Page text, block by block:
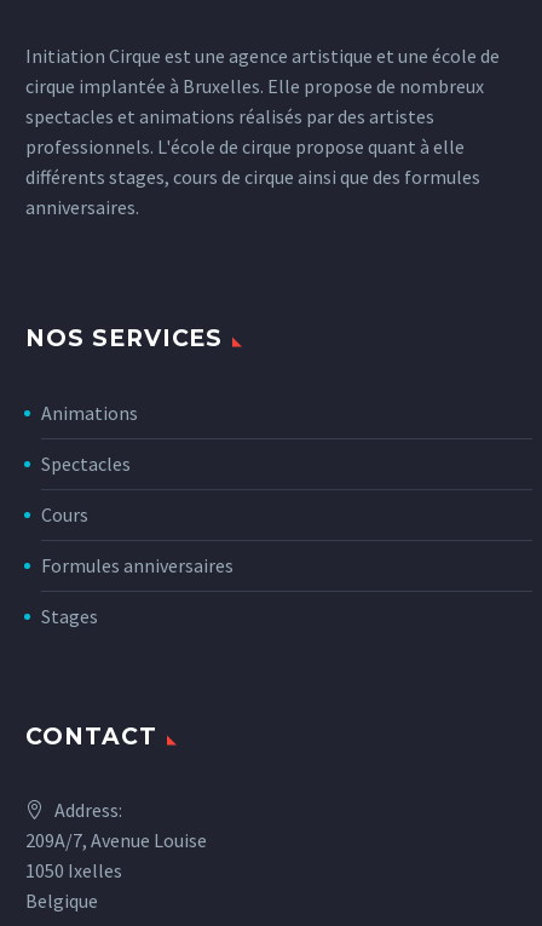
Initiation Cirque est une agence artistique et une école de
cirque implantée à Bruxelles. Elle propose de nombreux
spectacles et animations réalisés par des artistes
professionnels. L'école de cirque propose quant à elle
différents stages, cours de cirque ainsi que des formules
anniversaires.
NOS SERVICES
Animations
Spectacles
Cours
Formules anniversaires
Stages
CONTACT
Address:
209A/7, Avenue Louise
1050 Ixelles
Belgique